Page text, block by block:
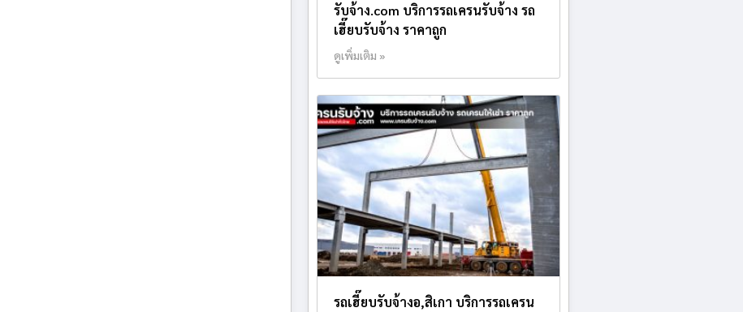
รับจ้าง.com บริการรถเครนรับจ้าง รถ
เฮี๊ยบรับจ้าง ราคาถูก
ดูเพิ่มเติม »
รถเฮี๊ยบรับจ้างอ,สิเกา บริการรถเครน